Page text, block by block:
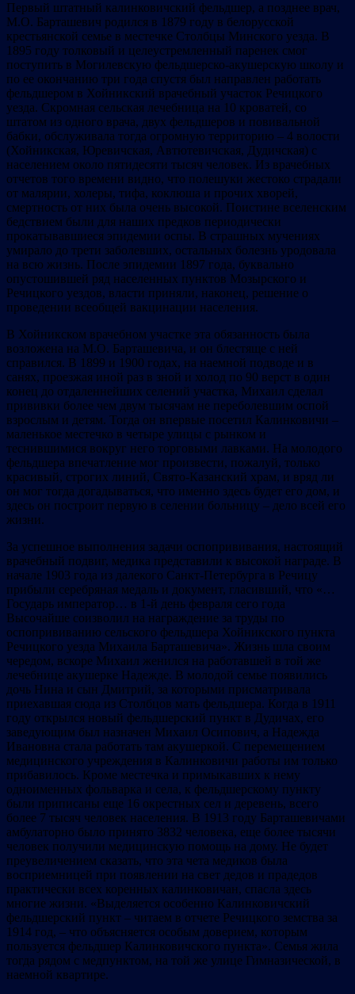
Первый штатный калинковичский фельдшер, а позднее врач,
М.О. Барташевич родился в 1879 году в белорусской
крестьянской семье в местечке Столбцы Минского уезда. В
1895 году толковый и целеустремленный паренек смог
поступить в Могилевскую фельдшерско-акушерскую школу и
по ее окончанию три года спустя был направлен работать
фельдшером в Хойникский врачебный участок Речицкого
уезда. Скромная сельская лечебница на 10 кроватей, со
штатом из одного врача, двух фельдшеров и повивальной
бабки, обслуживала тогда огромную территорию – 4 волости
(Хойникская, Юревичская, Автютевичская, Дудичская) с
населением около пятидесяти тысяч человек. Из врачебных
отчетов того времени видно, что полешуки жестоко страдали
от малярии, холеры, тифа, коклюша и прочих хворей,
смертность от них была очень высокой. Поистине вселенским
бедствием были для наших предков периодически
прокатывавшиеся эпидемии оспы. В страшных мучениях
умирало до трети заболевших, остальных болезнь уродовала
на всю жизнь. После эпидемии 1897 года, буквально
опустошившей ряд населенных пунктов Мозырского и
Речицкого уездов, власти приняли, наконец, решение о
проведении всеобщей вакцинации населения.
В Хойникском врачебном участке эта обязанность была
возложена на М.О. Барташевича, и он блестяще с ней
справился. В 1899 и 1900 годах, на наемной подводе и в
санях, проезжая иной раз в зной и холод по 90 верст в один
конец до отдаленнейших селений участка, Михаил сделал
прививки более чем двум тысячам не переболевшим оспой
взрослым и детям. Тогда он впервые посетил Калинковичи –
маленькое местечко в четыре улицы с рынком и
теснившимися вокруг него торговыми лавками. На молодого
фельдшера впечатление мог произвести, пожалуй, только
красивый, строгих линий, Свято-Казанский храм, и вряд ли
он мог тогда догадываться, что именно здесь будет его дом, и
здесь он построит первую в селении больницу – дело всей его
жизни.
За успешное выполнения задачи оспопрививания, настоящий
врачебный подвиг, медика представили к высокой награде. В
начале 1903 года из далекого Санкт-Петербурга в Речицу
прибыли серебряная медаль и документ, гласивший, что «…
Государь император… в 1-й день февраля сего года
Высочайше соизволил на награждение за труды по
оспопрививанию сельского фельдшера Хойникского пункта
Речицкого уезда Михаила Барташевича». Жизнь шла своим
чередом, вскоре Михаил женился на работавшей в той же
лечебнице акушерке Надежде. В молодой семье появились
дочь Нина и сын Дмитрий, за которыми присматривала
приехавшая сюда из Столбцов мать фельдшера. Когда в 1911
году открылся новый фельдшерский пункт в Дудичах, его
заведующим был назначен Михаил Осипович, а Надежда
Ивановна стала работать там акушеркой. С перемещением
медицинского учреждения в Калинковичи работы им только
прибавилось. Кроме местечка и примыкавших к нему
одноименных фольварка и села, к фельдшерскому пункту
были приписаны еще 16 окрестных сел и деревень, всего
более 7 тысяч человек населения. В 1913 году Барташевичами
амбулаторно было принято 3832 человека, еще более тысячи
человек получили медицинскую помощь на дому. Не будет
преувеличением сказать, что эта чета медиков была
восприемницей при появлении на свет дедов и прадедов
практически всех коренных калинковичан, спасла здесь
многие жизни. «Выделяется особенно Калинковичский
фельдшерский пункт – читаем в отчете Речицкого земства за
1914 год, – что объясняется особым доверием, которым
пользуется фельдшер Калинковичского пункта». Семья жила
тогда рядом с медпунктом, на той же улице Гимназической, в
наемной квартире.